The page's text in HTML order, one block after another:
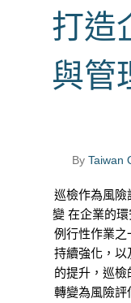
打造
與管
By Taiwan
巡檢作為風險
變 在企業的
例行性作業之
持續強化，以
的提升，巡檢
轉變為風險評